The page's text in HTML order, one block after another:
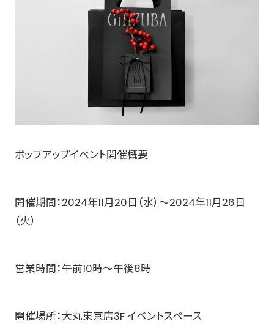
ポップアップイベント開催概要
開催期間：2024年11月20日（水）〜2024年11月26日
（火）
営業時間：午前10時〜午後8時
開催場所：大丸東京店3F イベントスペース